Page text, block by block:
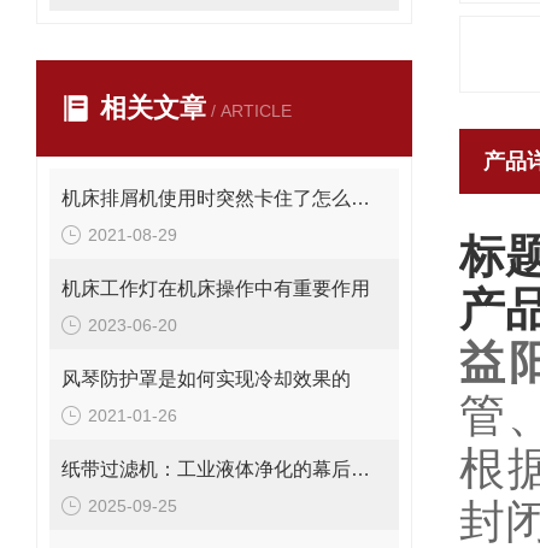
相关文章 / ARTICLE
机床排屑机使用时突然卡住了怎么办？
2021-08-29
机床工作灯在机床操作中有重要作用
2023-06-20
风琴防护罩是如何实现冷却效果的
2021-01-26
纸带过滤机：工业液体净化的幕后英雄
2025-09-25
产品
标
产
益
管
根
封